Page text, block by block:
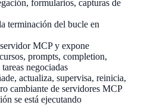
formularios, capturas de
terminación del bucle en
MCP y expone
prompts, completion,
negociadas
actualiza, supervisa, reinicia,
cambiante de servidores MCP
se está ejecutando